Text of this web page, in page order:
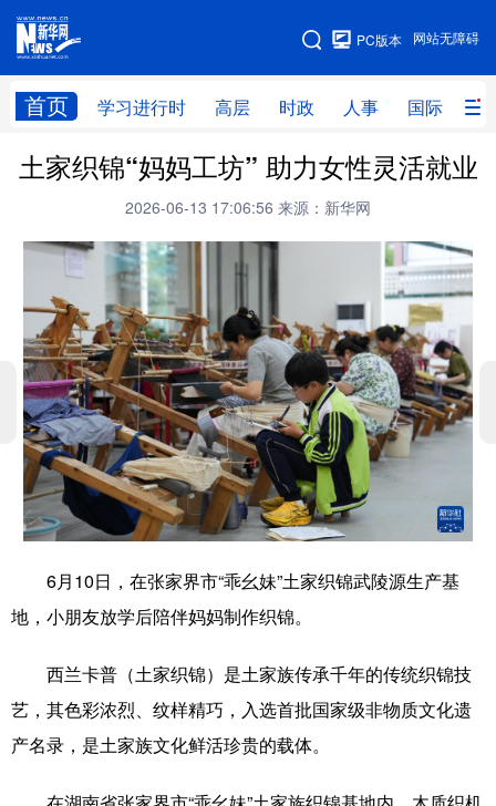
网站无障碍
PC版本
首页 学习进行时 高层 时政 人事 国际 财
网站地图
学习进行时 高层 时政 人事
财经 网评
台湾 思客智库
科技 科创 体育
文化 书画 健康 军事
访谈 视频 图片 政务
法律 中央文件 金融 汽车
食品 人居 信息化
学术中国 乡村振兴 银龄 溯源中国
城市 旅游 能源 会展
娱乐
公益 一带一路 亚太网 上市公司
文化产业
土家织锦“妈妈工坊” 助力女性灵活就业
2026-06-13 17:06:56 来源：新华网
6月10日，在张家界市“乖幺妹”土家织锦武陵源生产基
地，小朋友放学后陪伴妈妈制作织锦。
西兰卡普（土家织锦）是土家族传承千年的传统织锦技
艺，其色彩浓烈、纹样精巧，入选首批国家级非物质文化遗
产名录，是土家族文化鲜活珍贵的载体。